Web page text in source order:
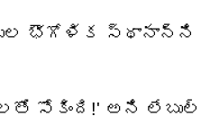
భౌగోళిక
సోకింది!' అని